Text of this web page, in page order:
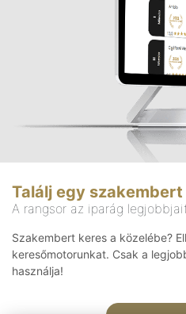
Találj egy szakembert
A rangsor az iparág
Szakembert keres a közelébe?
keresőmotorunkat. Csak a
használja!